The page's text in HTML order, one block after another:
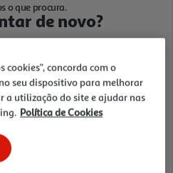
o que procura.
de novo?
cookies", concorda com o
seu dispositivo para melhorar
a utilização do site e ajudar nas
Política de Cookies